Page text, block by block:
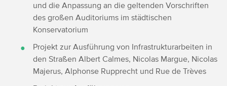
und die Anpassung an die geltenden Vorschriften
des großen Auditoriums im städtischen
Konservatorium
Projekt zur Ausführung von Infrastrukturarbeiten in
den Straßen Albert Calmes, Nicolas Margue, Nicolas
Majerus, Alphonse Rupprecht und Rue de Trèves